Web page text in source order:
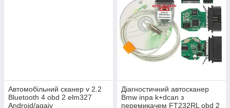
Aвтомобільний сканер v 2.2
Bluetooth 4 obd 2 elm327
Android/аqajy
Діагностичний автосканер
Bmw inpa k+dcan з
перемикачем FT232RL obd 2